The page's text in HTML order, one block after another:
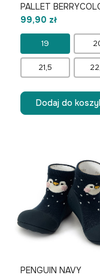
PALLET
99,90 zł
19
21,5
Dodaj do
PENGUIN NAVY